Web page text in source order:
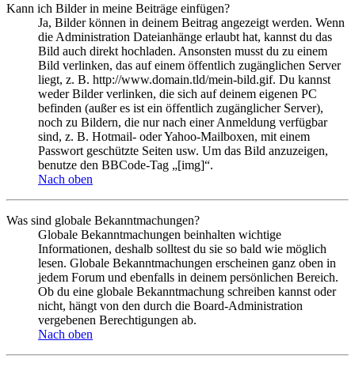
Kann ich Bilder in meine Beiträge einfügen?
Ja, Bilder können in deinem Beitrag angezeigt werden. Wenn
die Administration Dateianhänge erlaubt hat, kannst du das
Bild auch direkt hochladen. Ansonsten musst du zu einem
Bild verlinken, das auf einem öffentlich zugänglichen Server
liegt, z. B. http://www.domain.tld/mein-bild.gif. Du kannst
weder Bilder verlinken, die sich auf deinem eigenen PC
befinden (außer es ist ein öffentlich zugänglicher Server),
noch zu Bildern, die nur nach einer Anmeldung verfügbar
sind, z. B. Hotmail- oder Yahoo-Mailboxen, mit einem
Passwort geschützte Seiten usw. Um das Bild anzuzeigen,
benutze den BBCode-Tag „[img]“.
Nach oben
Was sind globale Bekanntmachungen?
Globale Bekanntmachungen beinhalten wichtige
Informationen, deshalb solltest du sie so bald wie möglich
lesen. Globale Bekanntmachungen erscheinen ganz oben in
jedem Forum und ebenfalls in deinem persönlichen Bereich.
Ob du eine globale Bekanntmachung schreiben kannst oder
nicht, hängt von den durch die Board-Administration
vergebenen Berechtigungen ab.
Nach oben